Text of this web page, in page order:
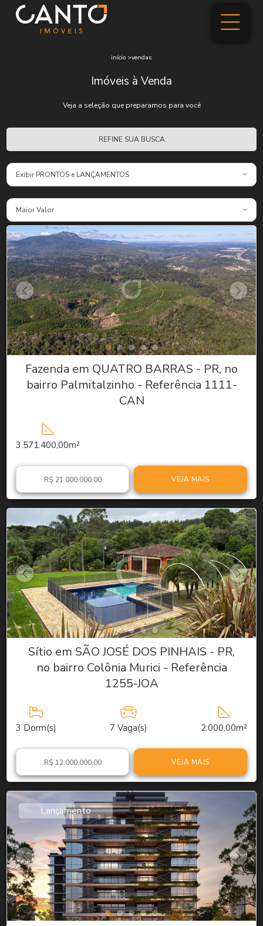
início >vendas
Imóveis à Venda
Veja a seleção que preparamos para você
REFINE SUA BUSCA
Exibir PRONTOS e LANÇAMENTOS
Maior Valor
Fazenda em QUATRO BARRAS - PR, no
bairro Palmitalzinho - Referência 1111-
CAN
3.571.400,00m²
R$ 21.000.000,00 VEJA MAIS
Sítio em SÃO JOSÉ DOS PINHAIS - PR,
no bairro Colônia Murici - Referência
1255-JOA
3 Dorm(s) 7 Vaga(s) 2.000,00m²
R$ 12.000.000,00 VEJA MAIS
Lançamento